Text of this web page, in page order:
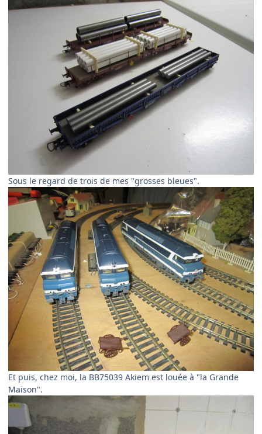
Sous le regard de trois de mes "grosses bleues".
Et puis, chez moi, la BB75039 Akiem est louée à "la Grande
Maison".